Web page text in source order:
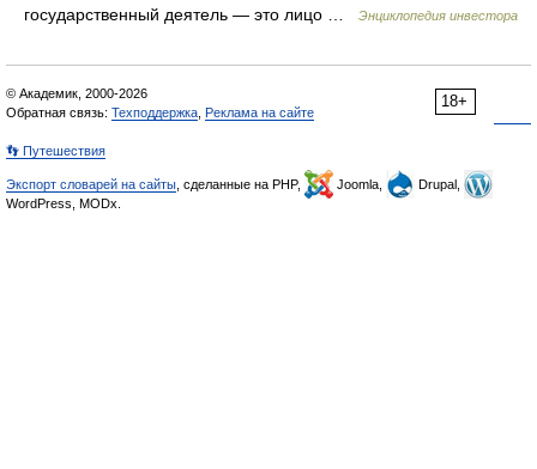
государственный деятель — это лицо …
Энциклопедия инвестора
18+
© Академик, 2000-2026
Обратная связь: Техподдержка Реклама на сайте
👣 Путешествия
Экспорт словарей на сайты , сделанные на PHP, Joomla,
Drupal,
WordPress, MODx.